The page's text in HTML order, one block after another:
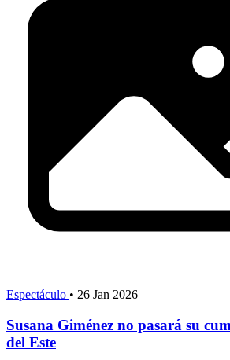
Espectáculo • 26 Jan 2026
Susana Giménez no pasará su
del Este